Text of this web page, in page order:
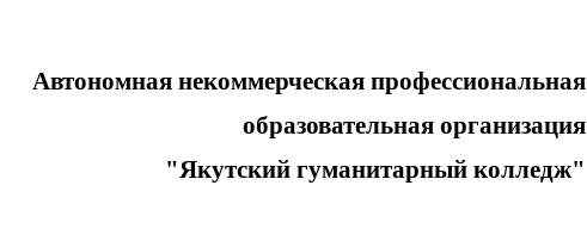
Автономная некоммерческая профессиональная
образовательная организация
"Якутский гуманитарный колледж"